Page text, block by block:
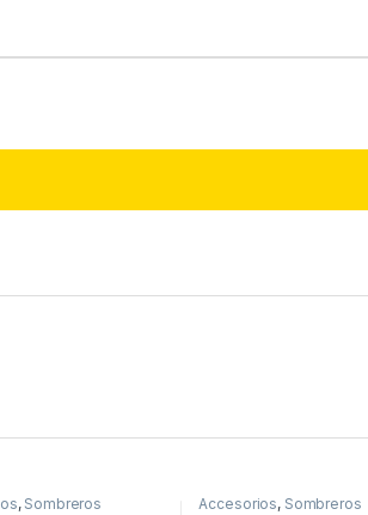
, Sombreros Accesorios, Sombreros